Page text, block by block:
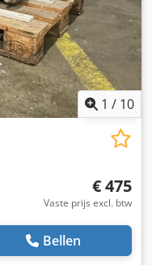
1 / 10
€ 475
Vaste prijs excl. btw
Bellen